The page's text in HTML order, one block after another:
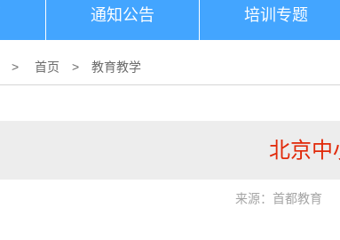
通知公告 培训专题
> 首页 > 教育教学
北京中
来源：首都教育